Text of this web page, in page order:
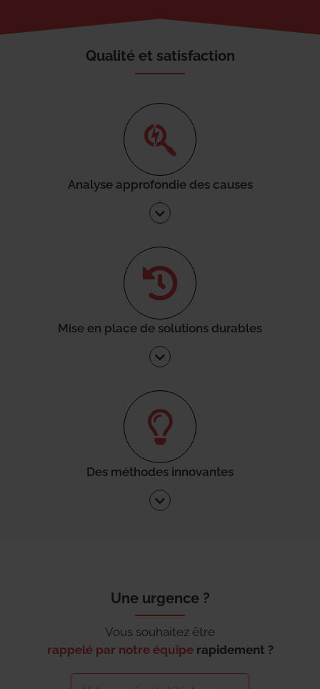
Qualité et satisfaction
Analyse approfondie des causes
Mise en place de solutions durables
Des méthodes innovantes
Une urgence ?
Vous souhaitez être
rappelé par notre équipe rapidement ?